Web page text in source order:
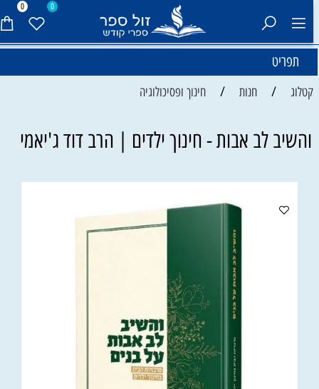
0 0
תפריט
קטלוג / חנות / חינוך ופסיכולוגיה
והשיב לב אבות - חינוך ילדים | הרב דוד ג'יאמי